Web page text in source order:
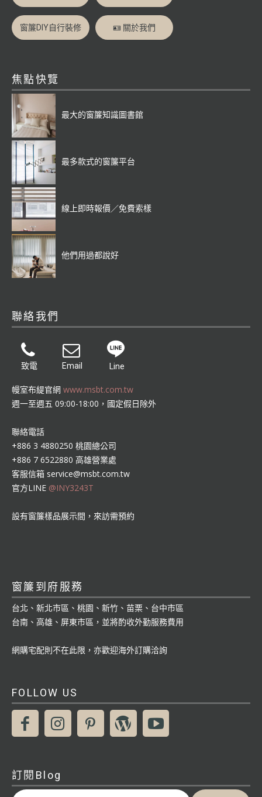
窗簾DIY自行裝修 🪪 關於我們
焦點快覽
最大的窗簾知識圖書館
最多款式的窗簾平台
線上即時報價／免費索樣
他們用過都說好
聯絡我們
致電 Email Line
幔室布緹官網 www.msbt.com.tw
週一至週五 09:00-18:00，國定假日除外
聯絡電話
+886 3 4880250 桃園總公司
+886 7 6522880 高雄營業處
客服信箱 service@msbt.com.tw
官方LINE @INY3243T
設有窗簾樣品展示間，來訪需預約
窗簾到府服務
台北、新北市區、桃園、新竹、苗栗、台中市區
台南、高雄、屏東市區，並將酌收外勤服務費用
網購宅配則不在此限，亦歡迎海外訂購洽詢
FOLLOW US
訂閱Blog
輸入你的電子郵件地址…